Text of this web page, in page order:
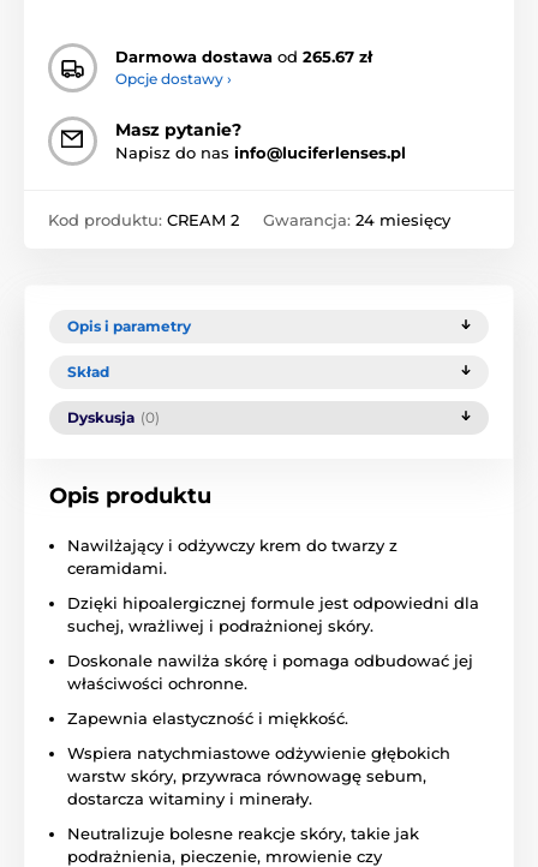
Darmowa dostawa od 265.67 zł
Opcje dostawy ›
Masz pytanie?
Napisz do nas info@luciferlenses.pl
Kod produktu: CREAM 2 Gwarancja: 24 miesięcy
Opis i parametry
Skład
Dyskusja (0)
Opis produktu
Nawilżający i odżywczy krem do twarzy z
ceramidami.
Dzięki hipoalergicznej formule jest odpowiedni dla
suchej, wrażliwej i podrażnionej skóry.
Doskonale nawilża skórę i pomaga odbudować jej
właściwości ochronne.
Zapewnia elastyczność i miękkość.
Wspiera natychmiastowe odżywienie głębokich
warstw skóry, przywraca równowagę sebum,
dostarcza witaminy i minerały.
Neutralizuje bolesne reakcje skóry, takie jak
podrażnienia, pieczenie, mrowienie czy